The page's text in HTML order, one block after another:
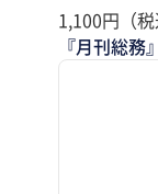
1,100円（税
『月刊総務